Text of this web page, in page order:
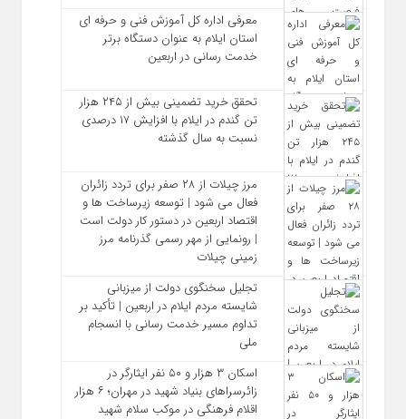
معرفی اداره کل آموزش فنی و حرفه‌ ای
استان ایلام به‌ عنوان دستگاه برتر
خدمت‌ رسانی در اربعین
تحقق خرید تضمینی بیش از ۲۴۵ هزار
تن گندم در ایلام با افزایش ۱۷ درصدی
نسبت به سال گذشته
مرز چیلات از ۲۸ صفر برای تردد زائران
فعال می‌ شود | توسعه زیرساخت‌ ها و
اقتصاد اربعین در دستور کار دولت است
| رونمایی از مهر رسمی گذرنامه مرز
زمینی چیلات
تجلیل سخنگوی دولت از میزبانی
شایسته مردم ایلام در اربعین | تأکید بر
تداوم مسیر خدمت‌ رسانی با انسجام
ملی
اسکان ۳ هزار و ۵۰ نفر ایثارگر در
زائرسراهای بنیاد شهید در مهران؛ ۶ هزار
اقلام فرهنگی در موکب سلام شهید